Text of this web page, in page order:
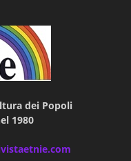
dei Popoli
1980